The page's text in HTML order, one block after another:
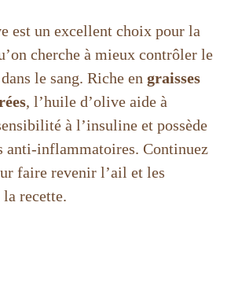
est un excellent choix pour la
cherche à mieux contrôler le
le sang. Riche en graisses
, l’huile d’olive aide à
à l’insuline et possède
anti-inflammatoires. Continuez
faire revenir l’ail et les
la recette.